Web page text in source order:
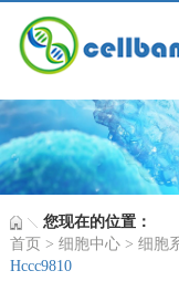
您现在的位置：
首页 > 细胞中心> 细胞
Hccc9810